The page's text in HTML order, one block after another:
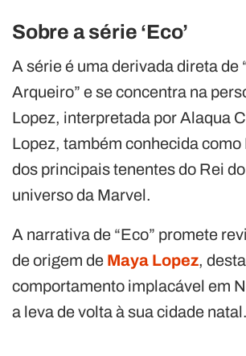
Sobre a série ‘Eco’
A série é uma derivada direta de
Arqueiro” e se concentra na
Lopez, interpretada por Alaqua
Lopez, também conhecida como
dos principais tenentes do Rei
universo da Marvel.
A narrativa de “Eco” promete
de origem de Maya Lopez,
comportamento implacável em
a leva de volta à sua cidade natal.